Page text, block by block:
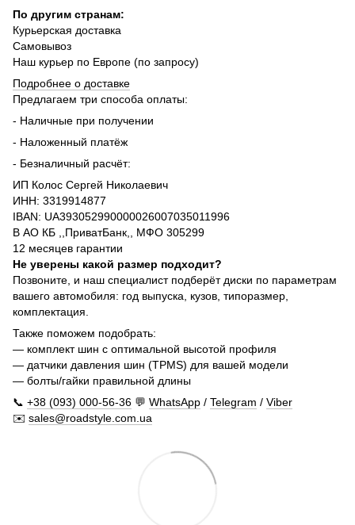
По другим странам:
Курьерская доставка
Самовывоз
Наш курьер по Европе (по запросу)
Подробнее о доставке
Предлагаем три способа оплаты:
- Наличные при получении
- Наложенный платёж
- Безналичный расчёт:
ИП Колос Сергей Николаевич
ИНН: 3319914877
IBAN: UA393052990000026007035011996
В АО КБ ,,ПриватБанк,, МФО 305299
12 месяцев гарантии
Не уверены какой размер подходит?
Позвоните, и наш специалист подберёт диски по параметрам
вашего автомобиля: год выпуска, кузов, типоразмер,
комплектация.
Также поможем подобрать:
— комплект шин с оптимальной высотой профиля
— датчики давления шин (TPMS) для вашей модели
— болты/гайки правильной длины
📞 +38 (093) 000-56-36 💬 WhatsApp / Telegram / Viber
✉️ sales@roadstyle.com.ua